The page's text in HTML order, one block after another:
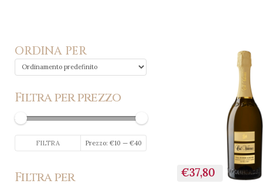
ORDINA PER
Filtra per prezzo
Prezzo
Min
Prezzo
Max
FILTRA Prezzo: €10 — €40
Filtra per €37,80
+
AGGIUNGI
CARRELLO